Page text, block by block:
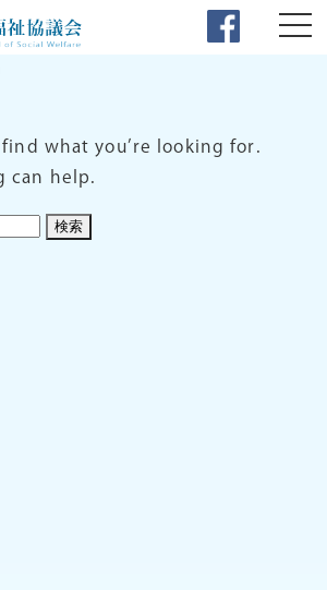
what you’re looking for.
can help.